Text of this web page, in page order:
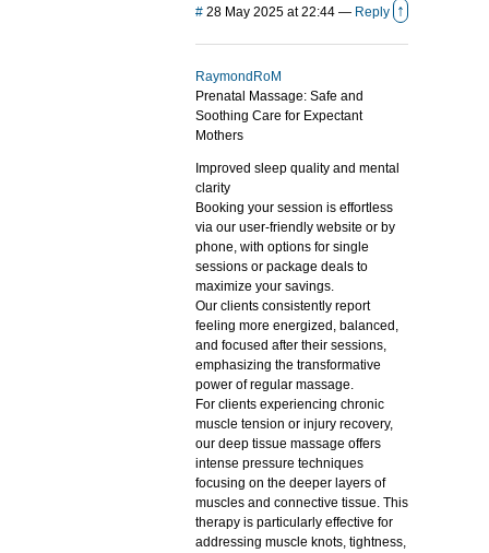
# 28 May 2025 at 22:44 — Reply ↑
RaymondRoM
Prenatal Massage: Safe and
Soothing Care for Expectant
Mothers
Improved sleep quality and mental
clarity
Booking your session is effortless
via our user-friendly website or by
phone, with options for single
sessions or package deals to
maximize your savings.
Our clients consistently report
feeling more energized, balanced,
and focused after their sessions,
emphasizing the transformative
power of regular massage.
For clients experiencing chronic
muscle tension or injury recovery,
our deep tissue massage offers
intense pressure techniques
focusing on the deeper layers of
muscles and connective tissue. This
therapy is particularly effective for
addressing muscle knots, tightness,